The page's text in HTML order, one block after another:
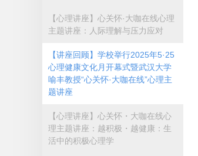
【心理讲座】心关怀·大咖在线心理
主题讲座：人际理解与压力应对
【讲座回顾】学校举行2025年5·25
心理健康文化月开幕式暨武汉大学
喻丰教授“心关怀·大咖在线”心理主
题讲座
【心理讲座】心关怀・大咖在线心
理主题讲座：越积极・越健康：生
活中的积极心理学